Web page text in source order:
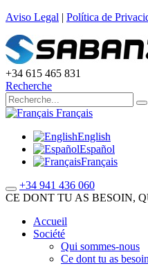
Aviso Legal | Política de
+34 615 465 831
Recherche
Français
English
Español
Français
+34 941 436 060
CE DONT TU AS BESOIN,
Accueil
Société
Qui sommes-nous
Ce dont tu as